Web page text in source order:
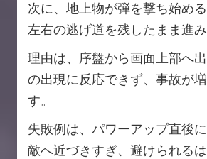
次に、地上物が弾を撃ち始める
左右の逃げ道を残したまま進み
理由は、序盤から画面上部へ
の出現に反応できず、事故が
す。
失敗例は、パワーアップ直後
敵へ近づきすぎ、避けられる